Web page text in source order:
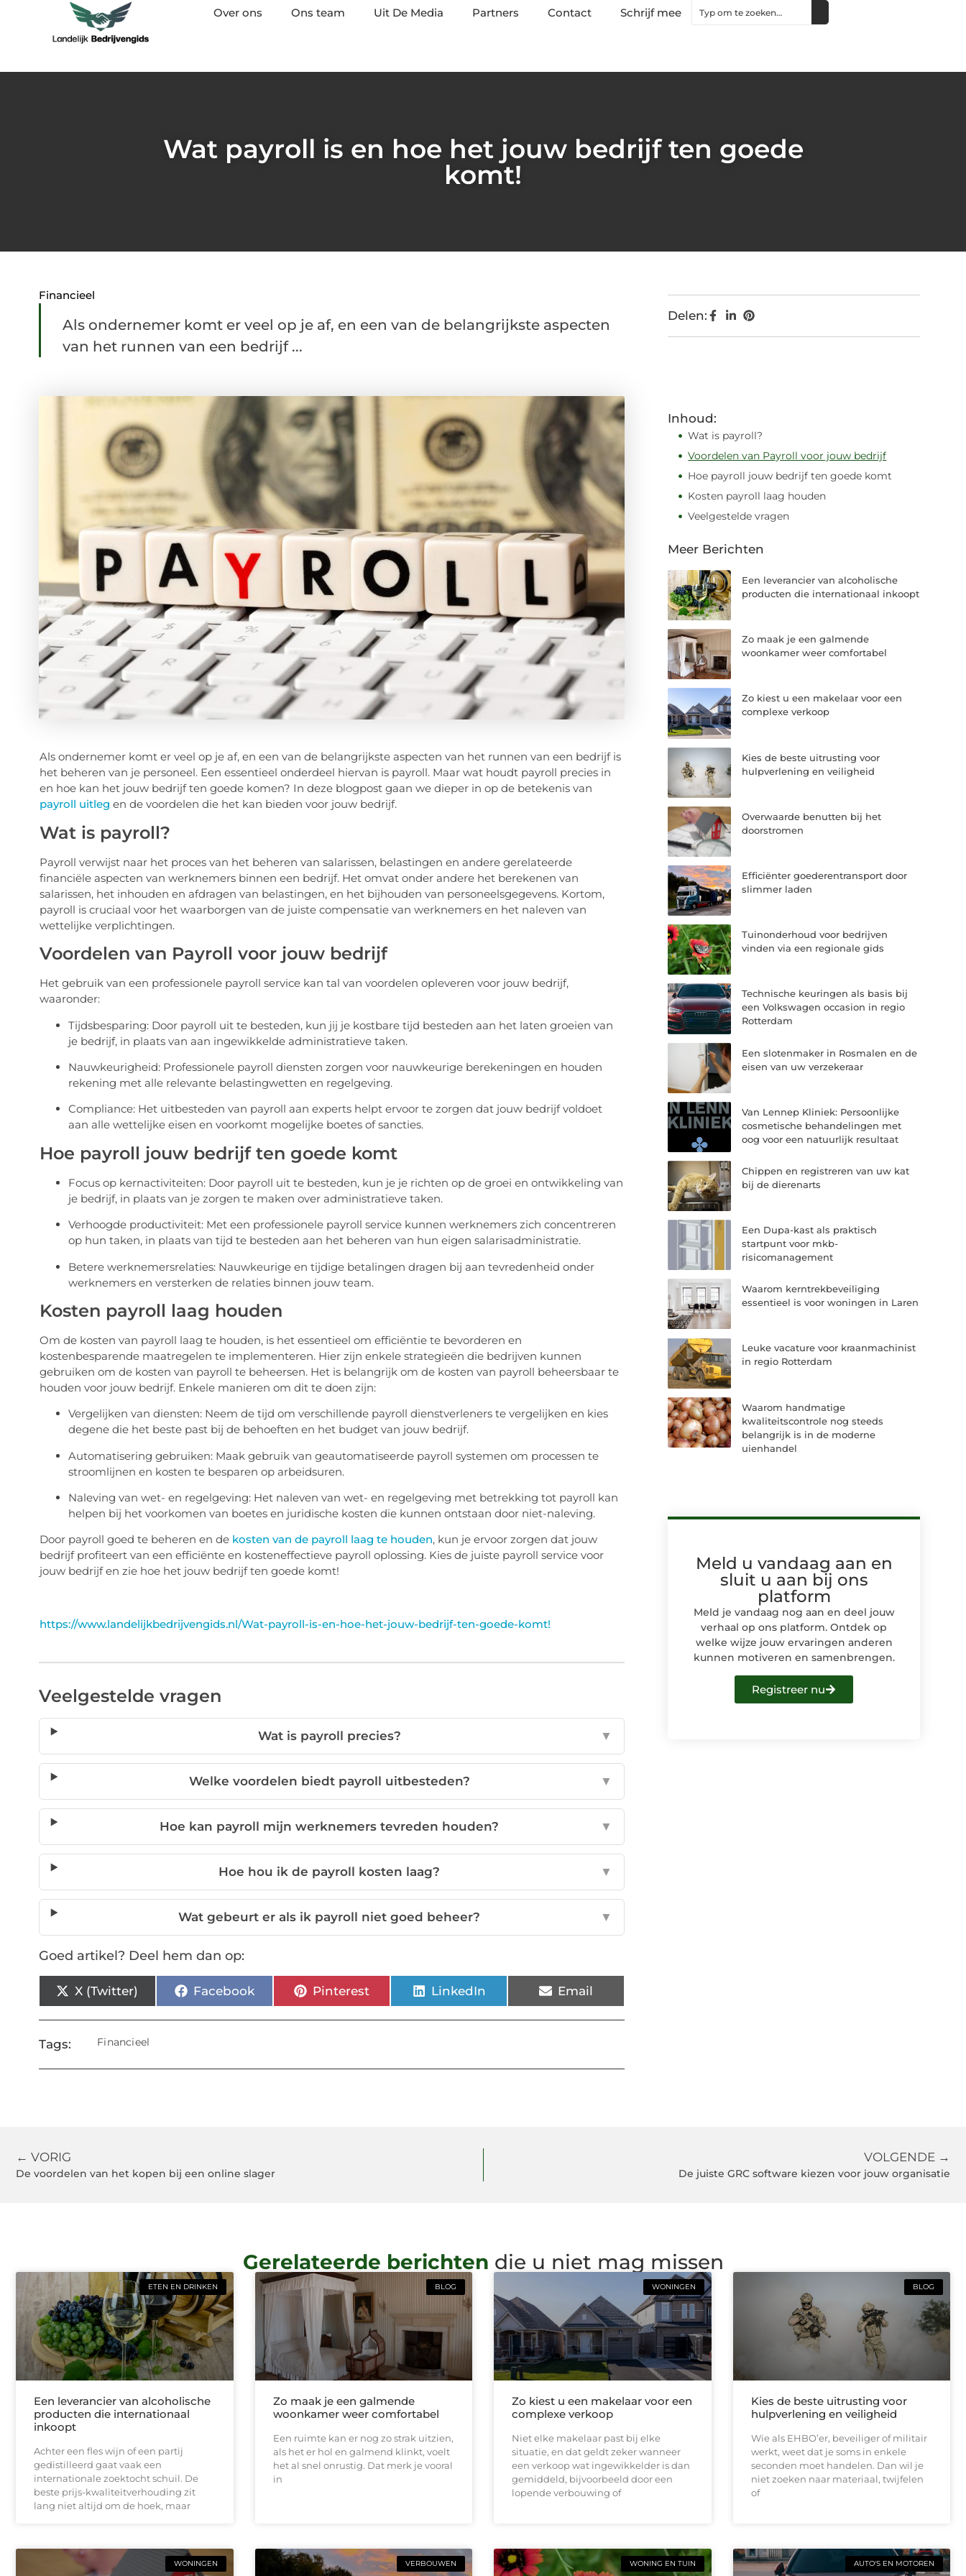
Over ons Ons team Uit De Media Partners Contact Schrijf mee
Wat payroll is en hoe het jouw bedrijf ten goede
komt!
Financieel
Als ondernemer komt er veel op je af, en een van de belangrijkste aspecten
van het runnen van een bedrijf ...
Als ondernemer komt er veel op je af, en een van de belangrijkste aspecten van het runnen van een bedrijf is
het beheren van je personeel. Een essentieel onderdeel hiervan is payroll. Maar wat houdt payroll precies in
en hoe kan het jouw bedrijf ten goede komen? In deze blogpost gaan we dieper in op de betekenis van
payroll uitleg en de voordelen die het kan bieden voor jouw bedrijf.
Wat is payroll?
Payroll verwijst naar het proces van het beheren van salarissen, belastingen en andere gerelateerde
financiële aspecten van werknemers binnen een bedrijf. Het omvat onder andere het berekenen van
salarissen, het inhouden en afdragen van belastingen, en het bijhouden van personeelsgegevens. Kortom,
payroll is cruciaal voor het waarborgen van de juiste compensatie van werknemers en het naleven van
wettelijke verplichtingen.
Voordelen van Payroll voor jouw bedrijf
Het gebruik van een professionele payroll service kan tal van voordelen opleveren voor jouw bedrijf,
waaronder:
Tijdsbesparing: Door payroll uit te besteden, kun jij je kostbare tijd besteden aan het laten groeien van
je bedrijf, in plaats van aan ingewikkelde administratieve taken.
Nauwkeurigheid: Professionele payroll diensten zorgen voor nauwkeurige berekeningen en houden
rekening met alle relevante belastingwetten en regelgeving.
Compliance: Het uitbesteden van payroll aan experts helpt ervoor te zorgen dat jouw bedrijf voldoet
aan alle wettelijke eisen en voorkomt mogelijke boetes of sancties.
Hoe payroll jouw bedrijf ten goede komt
Focus op kernactiviteiten: Door payroll uit te besteden, kun je je richten op de groei en ontwikkeling van
je bedrijf, in plaats van je zorgen te maken over administratieve taken.
Verhoogde productiviteit: Met een professionele payroll service kunnen werknemers zich concentreren
op hun taken, in plaats van tijd te besteden aan het beheren van hun eigen salarisadministratie.
Betere werknemersrelaties: Nauwkeurige en tijdige betalingen dragen bij aan tevredenheid onder
werknemers en versterken de relaties binnen jouw team.
Kosten payroll laag houden
Om de kosten van payroll laag te houden, is het essentieel om efficiëntie te bevorderen en
kostenbesparende maatregelen te implementeren. Hier zijn enkele strategieën die bedrijven kunnen
gebruiken om de kosten van payroll te beheersen. Het is belangrijk om de kosten van payroll beheersbaar te
houden voor jouw bedrijf. Enkele manieren om dit te doen zijn:
Vergelijken van diensten: Neem de tijd om verschillende payroll dienstverleners te vergelijken en kies
degene die het beste past bij de behoeften en het budget van jouw bedrijf.
Automatisering gebruiken: Maak gebruik van geautomatiseerde payroll systemen om processen te
stroomlijnen en kosten te besparen op arbeidsuren.
Naleving van wet- en regelgeving: Het naleven van wet- en regelgeving met betrekking tot payroll kan
helpen bij het voorkomen van boetes en juridische kosten die kunnen ontstaan door niet-naleving.
Door payroll goed te beheren en de kosten van de payroll laag te houden, kun je ervoor zorgen dat jouw
bedrijf profiteert van een efficiënte en kosteneffectieve payroll oplossing. Kies de juiste payroll service voor
jouw bedrijf en zie hoe het jouw bedrijf ten goede komt!
https://www.landelijkbedrijvengids.nl/Wat-payroll-is-en-hoe-het-jouw-bedrijf-ten-goede-komt!
Veelgestelde vragen
Wat is payroll precies? ▼
Welke voordelen biedt payroll uitbesteden? ▼
Hoe kan payroll mijn werknemers tevreden houden? ▼
Hoe hou ik de payroll kosten laag? ▼
Wat gebeurt er als ik payroll niet goed beheer? ▼
Goed artikel? Deel hem dan op:
X (Twitter) Facebook Pinterest LinkedIn Email
Tags: Financieel
Delen:
Inhoud:
Wat is payroll?
Voordelen van Payroll voor jouw bedrijf
Hoe payroll jouw bedrijf ten goede komt
Kosten payroll laag houden
Veelgestelde vragen
Meer Berichten
Een leverancier van alcoholische
producten die internationaal inkoopt
Zo maak je een galmende
woonkamer weer comfortabel
Zo kiest u een makelaar voor een
complexe verkoop
Kies de beste uitrusting voor
hulpverlening en veiligheid
Overwaarde benutten bij het
doorstromen
Efficiënter goederentransport door
slimmer laden
Tuinonderhoud voor bedrijven
vinden via een regionale gids
Technische keuringen als basis bij
een Volkswagen occasion in regio
Rotterdam
Een slotenmaker in Rosmalen en de
eisen van uw verzekeraar
Van Lennep Kliniek: Persoonlijke
cosmetische behandelingen met
oog voor een natuurlijk resultaat
Chippen en registreren van uw kat
bij de dierenarts
Een Dupa-kast als praktisch
startpunt voor mkb-
risicomanagement
Waarom kerntrekbeveiliging
essentieel is voor woningen in Laren
Leuke vacature voor kraanmachinist
in regio Rotterdam
Waarom handmatige
kwaliteitscontrole nog steeds
belangrijk is in de moderne
uienhandel
Meld u vandaag aan en
sluit u aan bij ons
platform
Meld je vandaag nog aan en deel jouw
verhaal op ons platform. Ontdek op
welke wijze jouw ervaringen anderen
kunnen motiveren en samenbrengen.
Registreer nu
← VORIG
De voordelen van het kopen bij een online slager
VOLGENDE →
De juiste GRC software kiezen voor jouw organisatie
Gerelateerde berichten die u niet mag missen
ETEN EN DRINKEN
Een leverancier van alcoholische
producten die internationaal
inkoopt
Achter een fles wijn of een partij
gedistilleerd gaat vaak een
internationale zoektocht schuil. De
beste prijs-kwaliteitverhouding zit
lang niet altijd om de hoek, maar
BLOG
Zo maak je een galmende
woonkamer weer comfortabel
Een ruimte kan er nog zo strak uitzien,
als het er hol en galmend klinkt, voelt
het al snel onrustig. Dat merk je vooral
in
WONINGEN
Zo kiest u een makelaar voor een
complexe verkoop
Niet elke makelaar past bij elke
situatie, en dat geldt zeker wanneer
een verkoop wat ingewikkelder is dan
gemiddeld, bijvoorbeeld door een
lopende verbouwing of
BLOG
Kies de beste uitrusting voor
hulpverlening en veiligheid
Wie als EHBO’er, beveiliger of militair
werkt, weet dat je soms in enkele
seconden moet handelen. Dan wil je
niet zoeken naar materiaal, twijfelen
of
WONINGEN VERBOUWEN WONING EN TUIN AUTO'S EN MOTOREN